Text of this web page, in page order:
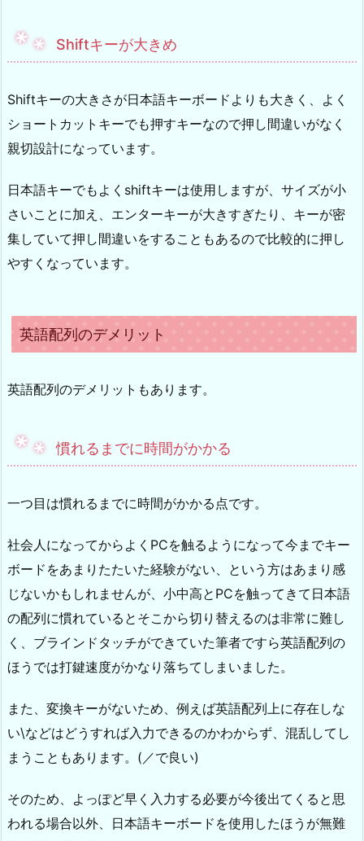
Shiftキーが大きめ
Shiftキーの大きさが日本語キーボードよりも大きく、よく
ショートカットキーでも押すキーなので押し間違いがなく
親切設計になっています。
日本語キーでもよくshiftキーは使用しますが、サイズが小
さいことに加え、エンターキーが大きすぎたり、キーが密
集していて押し間違いをすることもあるので比較的に押し
やすくなっています。
英語配列のデメリット
英語配列のデメリットもあります。
慣れるまでに時間がかかる
一つ目は慣れるまでに時間がかかる点です。
社会人になってからよくPCを触るようになって今までキー
ボードをあまりたたいた経験がない、という方はあまり感
じないかもしれませんが、小中高とPCを触ってきて日本語
の配列に慣れているとそこから切り替えるのは非常に難し
く、ブラインドタッチができていた筆者ですら英語配列の
ほうでは打鍵速度がかなり落ちてしまいました。
また、変換キーがないため、例えば英語配列上に存在しな
い\などはどうすれば入力できるのかわからず、混乱してし
まうこともあります。(／で良い)
そのため、よっぽど早く入力する必要が今後出てくると思
われる場合以外、日本語キーボードを使用したほうが無難